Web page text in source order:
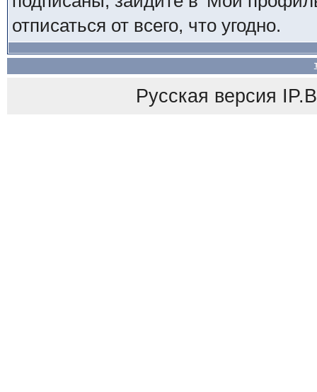
отписаться от всего, что угодно.
Русская версия